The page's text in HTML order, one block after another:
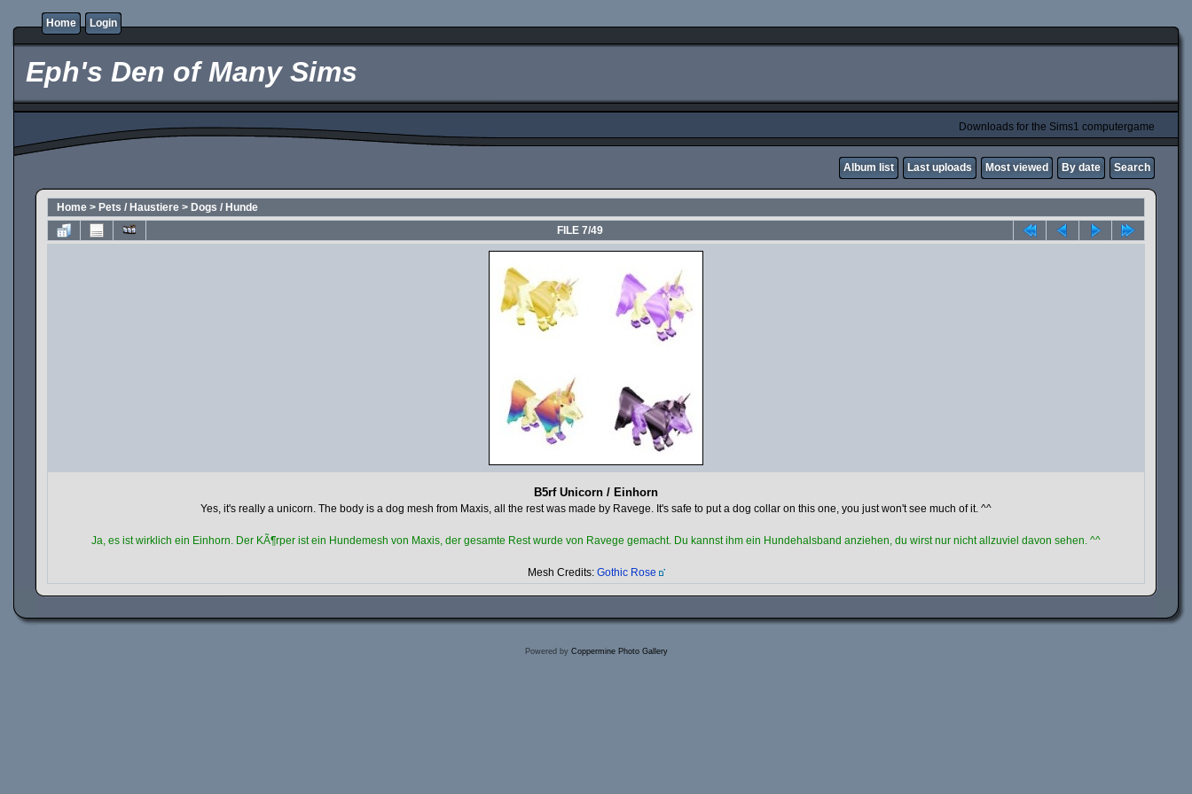
Home Login
Eph's Den of Many Sims
Downloads for the Sims1 computergame
Album list Last uploads Most viewed By date Search
Home > Pets / Haustiere > Dogs / Hunde
FILE 7/49
B5rf Unicorn / Einhorn
Yes, it's really a unicorn. The body is a dog mesh from Maxis, all the rest was made by Ravege. It's safe to put a dog collar on this one, you just won't see much of it. ^^
Ja, es ist wirklich ein Einhorn. Der KÃ¶rper ist ein Hundemesh von Maxis, der gesamte Rest wurde von Ravege gemacht. Du kannst ihm ein Hundehalsband anziehen, du wirst nur nicht allzuviel davon sehen. ^^
Mesh Credits: Gothic Rose
Powered by Coppermine Photo Gallery